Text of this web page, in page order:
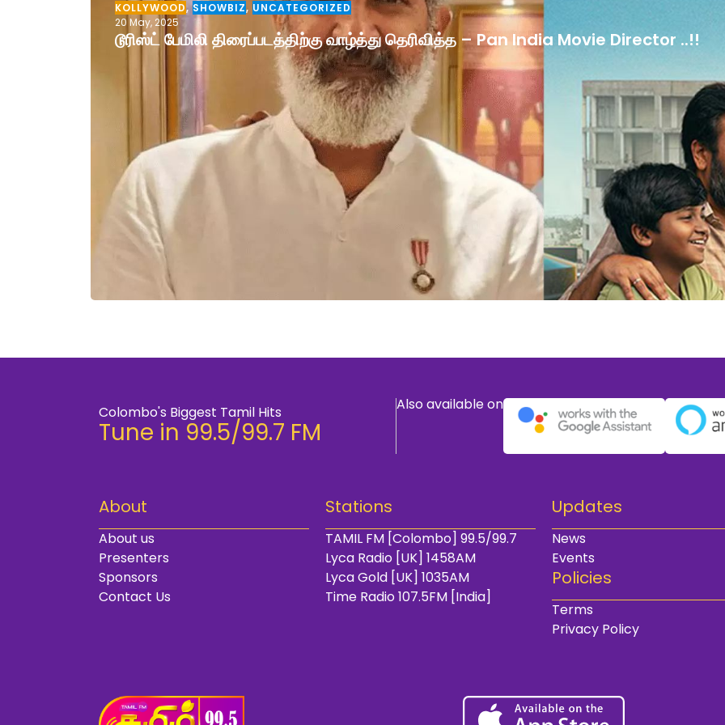
KOLLYWOOD,SHOWBIZ, UNCATEGORIZED
20 May, 2025
டூரிஸ்ட் பேமிலி திரைப்படத்திற்கு வாழ்த்து தெரிவித்த – Pan India Movie Director ..!!
Colombo's Biggest Tamil Hits
Tune in 99.5/99.7 FM
Also available on
About
About us
Presenters
Sponsors
Contact Us
Stations
TAMIL FM [Colombo] 99.5/99.7
Lyca Radio [UK] 1458AM
Lyca Gold [UK] 1035AM
Time Radio 107.5FM [India]
Updates
News
Events
Policies
Terms
Privacy Policy